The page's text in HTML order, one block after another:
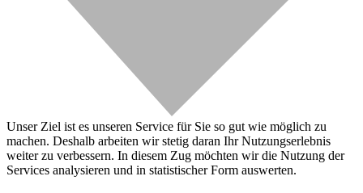
Unser Ziel ist es unseren Service für Sie so gut wie möglich zu
machen. Deshalb arbeiten wir stetig daran Ihr Nutzungserlebnis
weiter zu verbessern. In diesem Zug möchten wir die Nutzung der
Services analysieren und in statistischer Form auswerten.